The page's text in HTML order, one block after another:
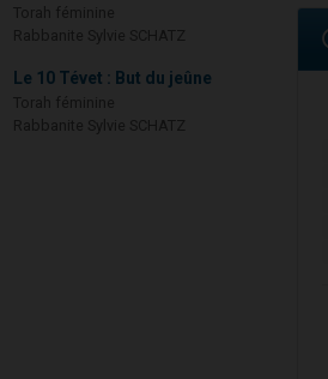
Le 10 Tévet : But du jeûne